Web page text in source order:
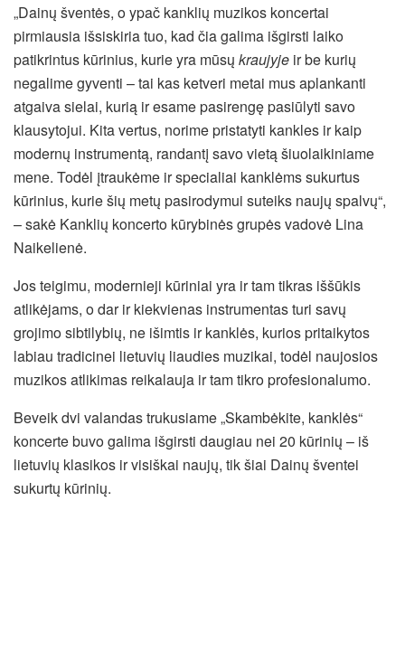
„Dainų šventės, o ypač kanklių muzikos koncertai
pirmiausia išsiskiria tuo, kad čia galima išgirsti laiko
patikrintus kūrinius, kurie yra mūsų kraujyje ir be kurių
negalime gyventi – tai kas ketveri metai mus aplankanti
atgaiva sielai, kurią ir esame pasirengę pasiūlyti savo
klausytojui. Kita vertus, norime pristatyti kankles ir kaip
modernų instrumentą, randantį savo vietą šiuolaikiniame
mene. Todėl įtraukėme ir specialiai kanklėms sukurtus
kūrinius, kurie šių metų pasirodymui suteiks naujų spalvų“,
– sakė Kanklių koncerto kūrybinės grupės vadovė Lina
Naikelienė.
Jos teigimu, modernieji kūriniai yra ir tam tikras iššūkis
atlikėjams, o dar ir kiekvienas instrumentas turi savų
grojimo sibtilybių, ne išimtis ir kanklės, kurios pritaikytos
labiau tradicinei lietuvių liaudies muzikai, todėl naujosios
muzikos atlikimas reikalauja ir tam tikro profesionalumo.
Beveik dvi valandas trukusiame „Skambėkite, kanklės“
koncerte buvo galima išgirsti daugiau nei 20 kūrinių – iš
lietuvių klasikos ir visiškai naujų, tik šiai Dainų šventei
sukurtų kūrinių.